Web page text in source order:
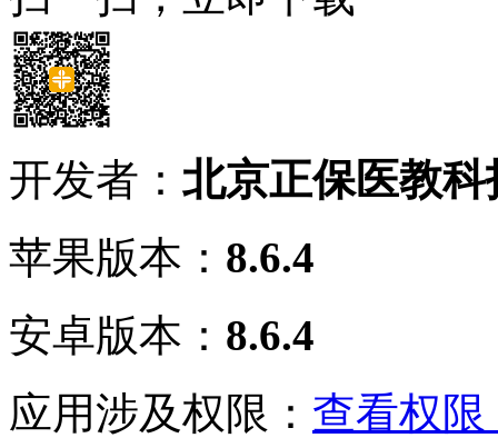
开发者： 北京正保医教
苹果版本： 8.6.4
安卓版本： 8.6.4
应用涉及权限： 查看权限